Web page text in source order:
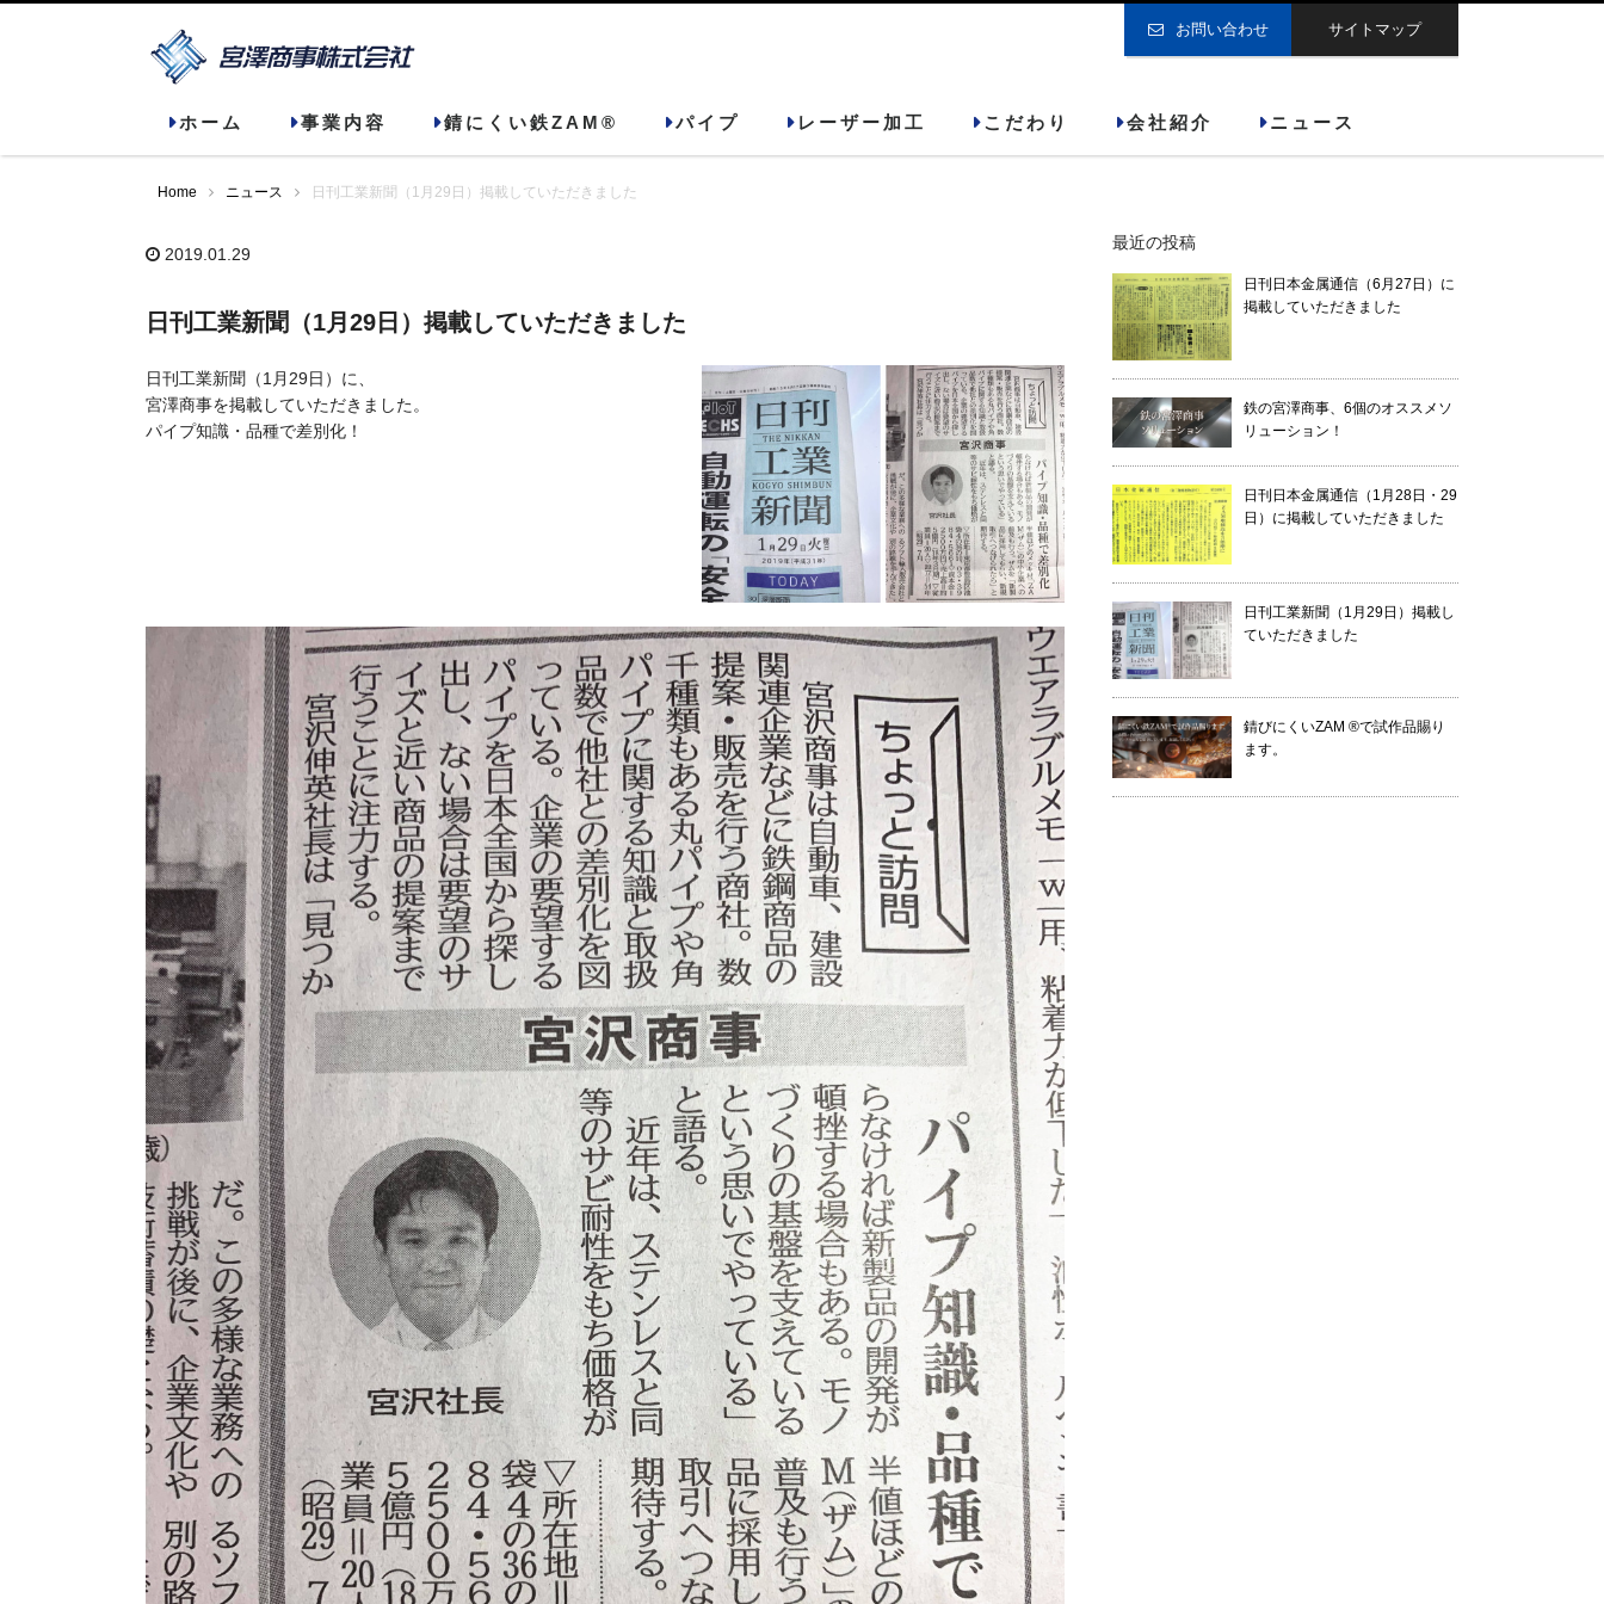
お問い合わせ サイトマップ
ホーム 事業内容 錆にくい鉄ZAM® パイプ レーザー加工 こだわり 会社紹介 ニュース
Home ニュース 日刊工業新聞（1月29日）掲載していただきました
2019.01.29
日刊工業新聞（1月29日）掲載していただきました
日刊工業新聞（1月29日）に、
宮澤商事を掲載していただきました。
パイプ知識・品種で差別化！
最近の投稿
日刊日本金属通信（6月27日）に
掲載していただきました
鉄の宮澤商事、6個のオススメソ
リューション！
日刊日本金属通信（1月28日・29
日）に掲載していただきました
日刊工業新聞（1月29日）掲載し
ていただきました
錆びにくいZAM ®で試作品賜り
ます。